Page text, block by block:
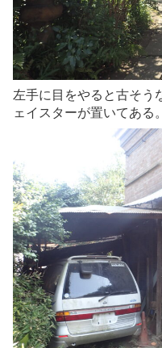
左手に目をやると古そう
ェイスターが置いてある。